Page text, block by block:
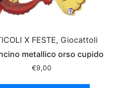
X FESTE, Giocattoli
metallico orso cupido
€9,00